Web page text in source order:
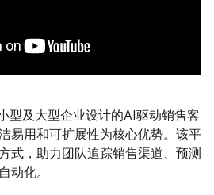
型及大型企业设计的AI驱动销售客
易用和可扩展性为核心优势。该平
式，助力团队追踪销售渠道、预测
动化。